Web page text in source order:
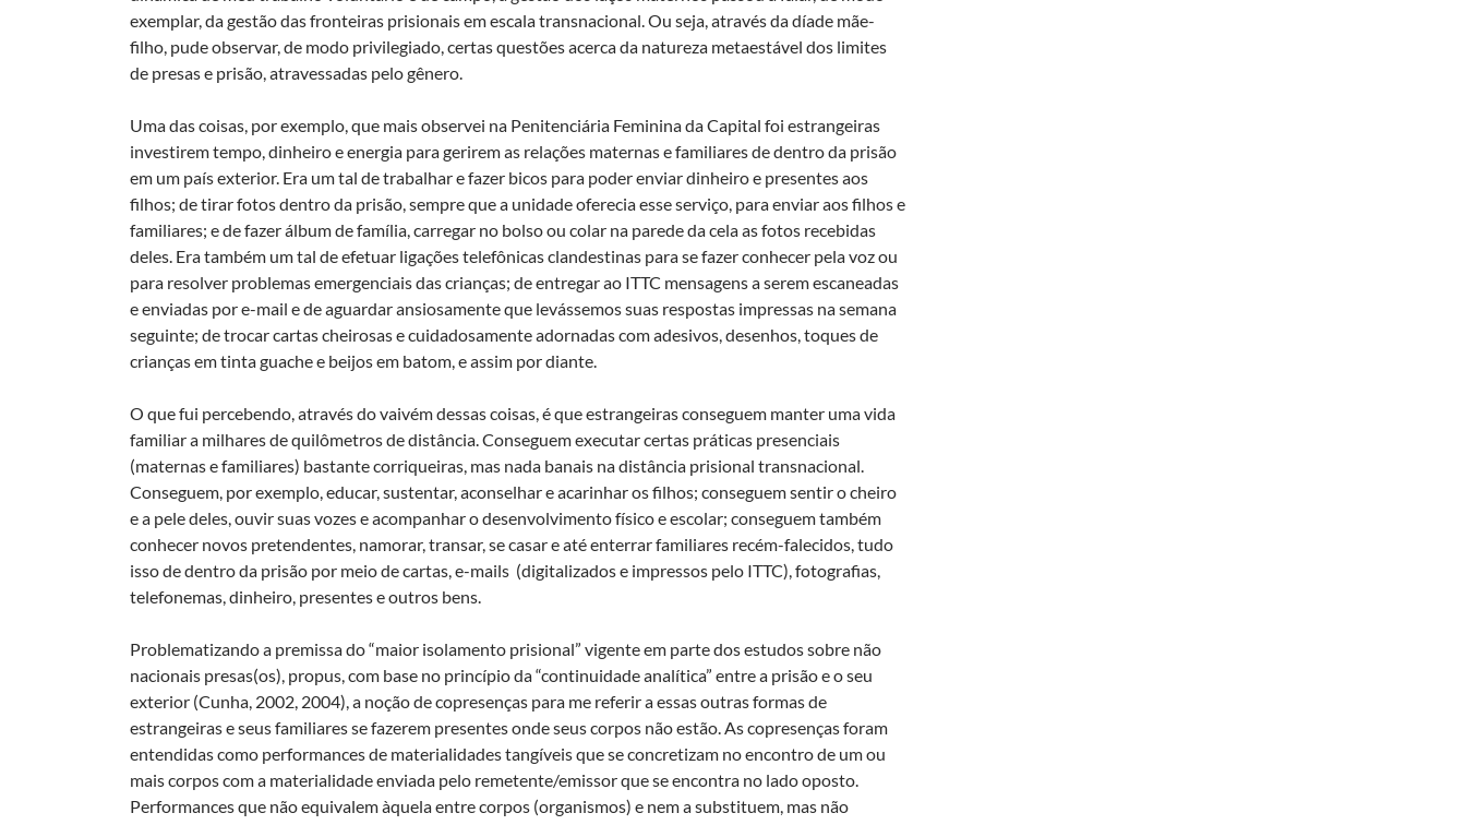
exemplar, da gestão das fronteiras prisionais em escala transnacional. Ou seja, através da díade mãe-
filho, pude observar, de modo privilegiado, certas questões acerca da natureza metaestável dos limites
de presas e prisão, atravessadas pelo gênero.
Uma das coisas, por exemplo, que mais observei na Penitenciária Feminina da Capital foi estrangeiras
investirem tempo, dinheiro e energia para gerirem as relações maternas e familiares de dentro da prisão
em um país exterior. Era um tal de trabalhar e fazer bicos para poder enviar dinheiro e presentes aos
filhos; de tirar fotos dentro da prisão, sempre que a unidade oferecia esse serviço, para enviar aos filhos e
familiares; e de fazer álbum de família, carregar no bolso ou colar na parede da cela as fotos recebidas
deles. Era também um tal de efetuar ligações telefônicas clandestinas para se fazer conhecer pela voz ou
para resolver problemas emergenciais das crianças; de entregar ao ITTC mensagens a serem escaneadas
e enviadas por e-mail e de aguardar ansiosamente que levássemos suas respostas impressas na semana
seguinte; de trocar cartas cheirosas e cuidadosamente adornadas com adesivos, desenhos, toques de
crianças em tinta guache e beijos em batom, e assim por diante.
O que fui percebendo, através do vaivém dessas coisas, é que estrangeiras conseguem manter uma vida
familiar a milhares de quilômetros de distância. Conseguem executar certas práticas presenciais
(maternas e familiares) bastante corriqueiras, mas nada banais na distância prisional transnacional.
Conseguem, por exemplo, educar, sustentar, aconselhar e acarinhar os filhos; conseguem sentir o cheiro
e a pele deles, ouvir suas vozes e acompanhar o desenvolvimento físico e escolar; conseguem também
conhecer novos pretendentes, namorar, transar, se casar e até enterrar familiares recém-falecidos, tudo
isso de dentro da prisão por meio de cartas, e-mails (digitalizados e impressos pelo ITTC), fotografias,
telefonemas, dinheiro, presentes e outros bens.
Problematizando a premissa do “maior isolamento prisional” vigente em parte dos estudos sobre não
nacionais presas(os), propus, com base no princípio da “continuidade analítica” entre a prisão e o seu
exterior (Cunha, 2002, 2004), a noção de copresenças para me referir a essas outras formas de
estrangeiras e seus familiares se fazerem presentes onde seus corpos não estão. As copresenças foram
entendidas como performances de materialidades tangíveis que se concretizam no encontro de um ou
mais corpos com a materialidade enviada pelo remetente/emissor que se encontra no lado oposto.
Performances que não equivalem àquela entre corpos (organismos) e nem a substituem, mas não